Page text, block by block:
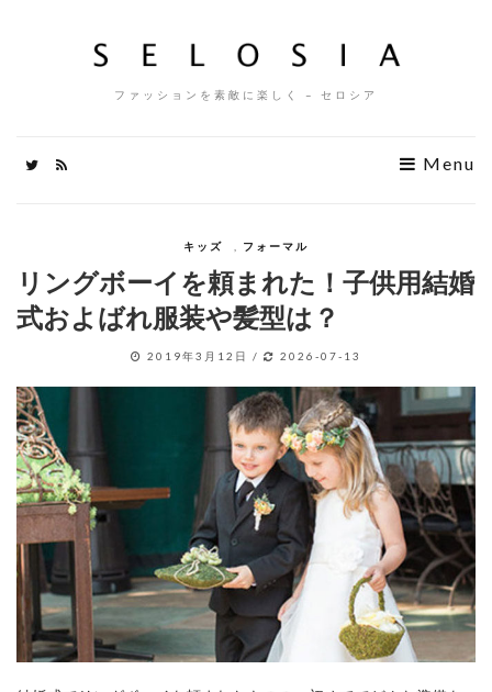
ファッションを素敵に楽しく – セロシア
Menu
キッズ フォーマル
リングボーイを頼まれた！子供用結婚
式およばれ服装や髪型は？
2019年3月12日 / 2026-07-13